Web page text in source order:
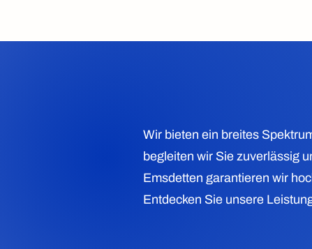
Wir bieten ein breites
begleiten wir Sie zuverlässig
Emsdetten garantieren wir
Entdecken Sie unsere